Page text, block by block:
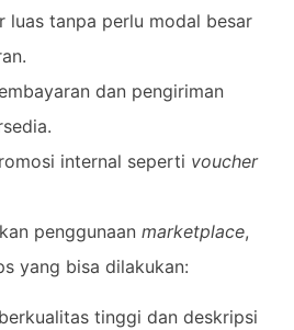
luas tanpa perlu modal besar
dan pengiriman
internal seperti voucher
penggunaan marketplace,
yang bisa dilakukan:
tinggi dan deskripsi